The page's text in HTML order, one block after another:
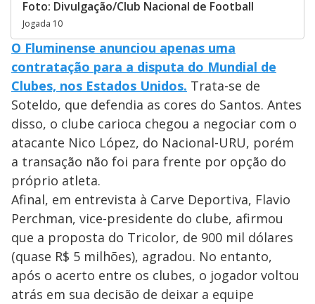
Foto: Divulgação/Club Nacional de Football
Jogada 10
O Fluminense anunciou apenas uma
contratação para a disputa do Mundial de
Clubes, nos Estados Unidos. Trata-se de
Soteldo, que defendia as cores do Santos. Antes
disso, o clube carioca chegou a negociar com o
atacante Nico López, do Nacional-URU, porém
a transação não foi para frente por opção do
próprio atleta.
Afinal, em entrevista à Carve Deportiva, Flavio
Perchman, vice-presidente do clube, afirmou
que a proposta do Tricolor, de 900 mil dólares
(quase R$ 5 milhões), agradou. No entanto,
após o acerto entre os clubes, o jogador voltou
atrás em sua decisão de deixar a equipe